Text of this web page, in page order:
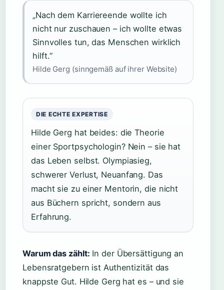
„Nach dem Karriereende wollte ich
nicht nur zuschauen – ich wollte etwas
Sinnvolles tun, das Menschen wirklich
hilft.“
Hilde Gerg (sinngemäß auf ihrer Website)
DIE ECHTE EXPERTISE
Hilde Gerg hat beides: die Theorie
einer Sportpsychologin? Nein – sie hat
das Leben selbst. Olympiasieg,
schwerer Verlust, Neuanfang. Das
macht sie zu einer Mentorin, die nicht
aus Büchern spricht, sondern aus
Erfahrung.
Warum das zählt: In der Übersättigung an
Lebensratgebern ist Authentizität das
knappste Gut. Hilde Gerg hat es – und sie